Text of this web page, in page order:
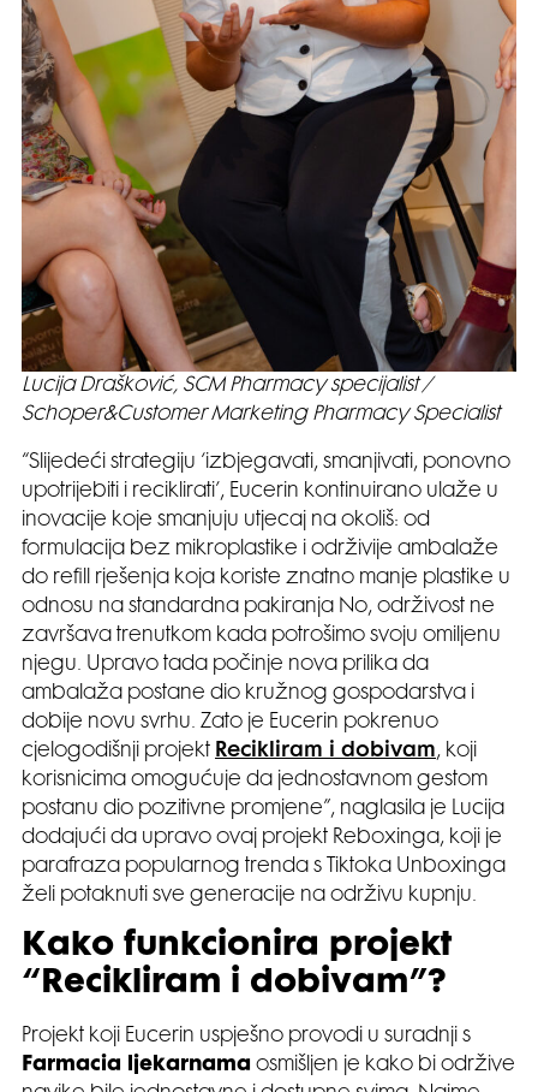
Lucija Drašković, SCM Pharmacy specijalist /
Schoper&Customer Marketing Pharmacy Specialist
“Slijedeći strategiju ‘izbjegavati, smanjivati, ponovno
upotrijebiti i reciklirati’, Eucerin kontinuirano ulaže u
inovacije koje smanjuju utjecaj na okoliš: od
formulacija bez mikroplastike i održivije ambalaže
do refill rješenja koja koriste znatno manje plastike u
odnosu na standardna pakiranja No, održivost ne
završava trenutkom kada potrošimo svoju omiljenu
njegu. Upravo tada počinje nova prilika da
ambalaža postane dio kružnog gospodarstva i
dobije novu svrhu. Zato je Eucerin pokrenuo
cjelogodišnji projekt Recikliram i dobivam, koji
korisnicima omogućuje da jednostavnom gestom
postanu dio pozitivne promjene”, naglasila je Lucija
dodajući da upravo ovaj projekt Reboxinga, koji je
parafraza popularnog trenda s Tiktoka Unboxinga
želi potaknuti sve generacije na održivu kupnju.
Kako funkcionira projekt
“Recikliram i dobivam”?
Projekt koji Eucerin uspješno provodi u suradnji s
Farmacia ljekarnama osmišljen je kako bi održive